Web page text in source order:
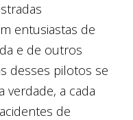
entusiastas de
e de outros
desses pilotos se
verdade, a cada
de